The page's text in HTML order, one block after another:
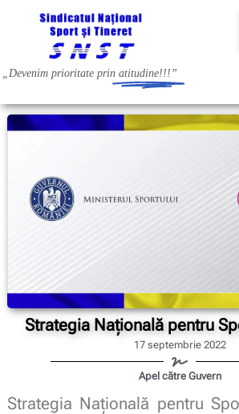
„Devenim prioritate prin atitudine!!!”
Strategia Națională pentru
17 septembrie 2022
Apel către Guvern
Strategia Națională pentru